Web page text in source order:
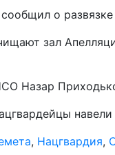
о развязке
зал
Назар
, Нацгвардия,